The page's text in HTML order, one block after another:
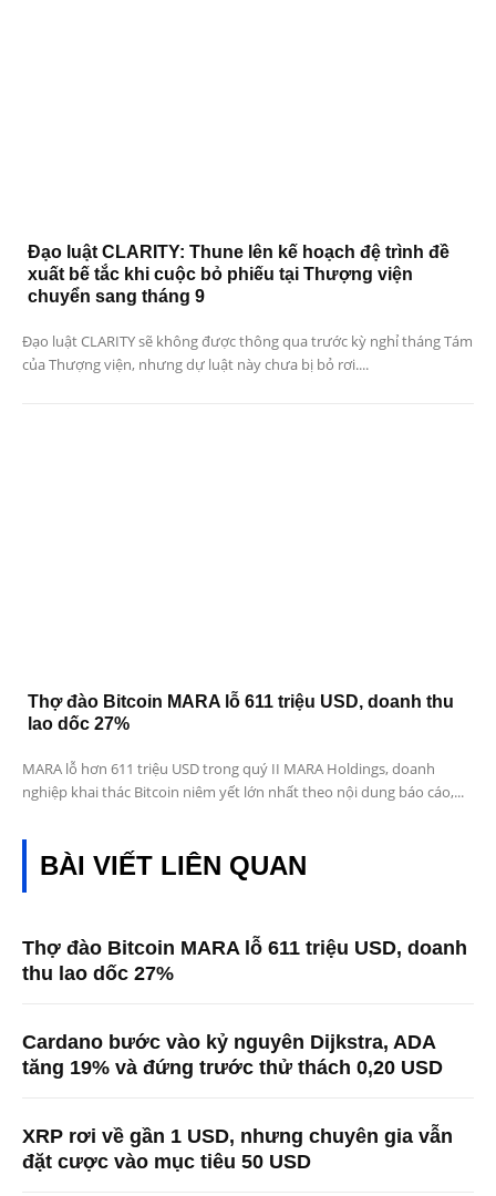
Đạo luật CLARITY: Thune lên kế hoạch đệ trình đề
xuất bế tắc khi cuộc bỏ phiếu tại Thượng viện
chuyển sang tháng 9
Đạo luật CLARITY sẽ không được thông qua trước kỳ nghỉ tháng Tám
của Thượng viện, nhưng dự luật này chưa bị bỏ rơi....
Thợ đào Bitcoin MARA lỗ 611 triệu USD, doanh thu
lao dốc 27%
MARA lỗ hơn 611 triệu USD trong quý II MARA Holdings, doanh
nghiệp khai thác Bitcoin niêm yết lớn nhất theo nội dung báo cáo,...
BÀI VIẾT LIÊN QUAN
Thợ đào Bitcoin MARA lỗ 611 triệu USD, doanh
thu lao dốc 27%
Cardano bước vào kỷ nguyên Dijkstra, ADA
tăng 19% và đứng trước thử thách 0,20 USD
XRP rơi về gần 1 USD, nhưng chuyên gia vẫn
đặt cược vào mục tiêu 50 USD